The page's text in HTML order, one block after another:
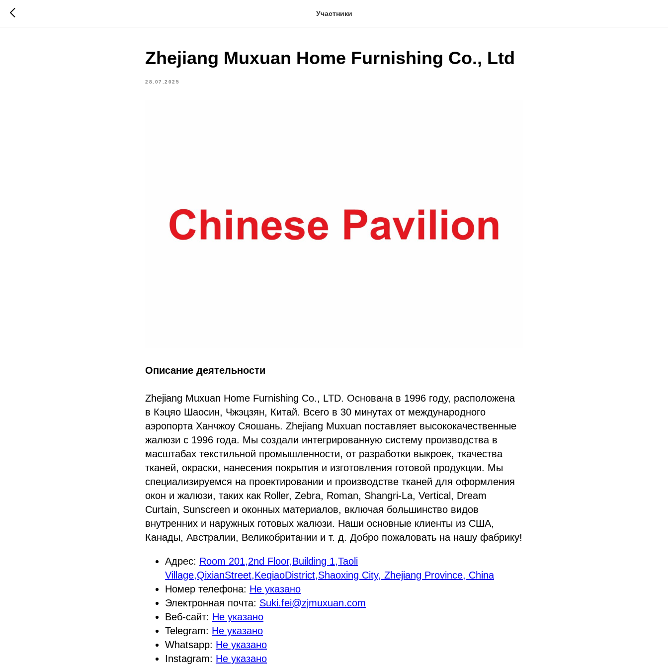
Участники
Zhejiang Muxuan Home Furnishing Co., Ltd
28.07.2025
Описание деятельности
Zhejiang Muxuan Home Furnishing Co., LTD. Основана в 1996 году, расположена
в Кэцяо Шаосин, Чжэцзян, Китай. Всего в 30 минутах от международного
аэропорта Ханчжоу Сяошань. Zhejiang Muxuan поставляет высококачественные
жалюзи с 1996 года. Мы создали интегрированную систему производства в
масштабах текстильной промышленности, от разработки выкроек, ткачества
тканей, окраски, нанесения покрытия и изготовления готовой продукции. Мы
специализируемся на проектировании и производстве тканей для оформления
окон и жалюзи, таких как Roller, Zebra, Roman, Shangri-La, Vertical, Dream
Curtain, Sunscreen и оконных материалов, включая большинство видов
внутренних и наружных готовых жалюзи. Наши основные клиенты из США,
Канады, Австралии, Великобритании и т. д. Добро пожаловать на нашу фабрику!
Адрес: Room 201,2nd Floor,Building 1,Taoli
Village,QixianStreet,KeqiaoDistrict,Shaoxing City, Zhejiang Province, China
Номер телефона: Не указано
Электронная почта: Suki.fei@zjmuxuan.com
Веб-сайт: Не указано
Telegram: Не указано
Whatsapp: Не указано
Instagram: Не указано